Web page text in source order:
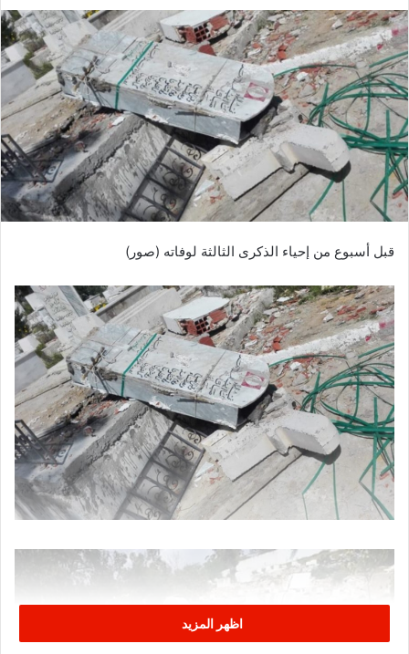
قبل أسبوع من إحياء الذكرى الثالثة لوفاته (صور)
اظهر المزيد